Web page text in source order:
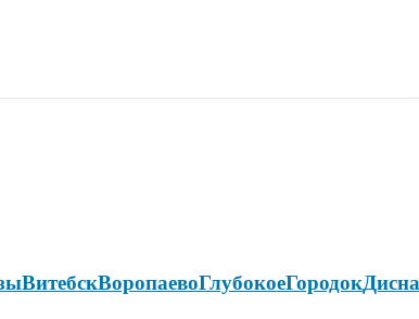
ВитебскВоропаевоГлубокоеГородокДисна